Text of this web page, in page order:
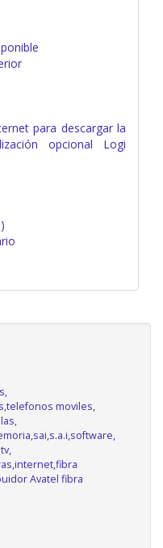
para descargar la
opcional Logi
moviles,
Avatel fibra